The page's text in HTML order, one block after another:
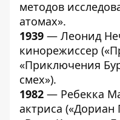
методов
атомах».
1939 — Леонид
кинорежиссер
«Приключения
смех»).
1982 — Ребекка
актриса («Дориан